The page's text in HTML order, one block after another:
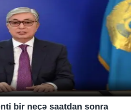
bir neçə saatdan sonra